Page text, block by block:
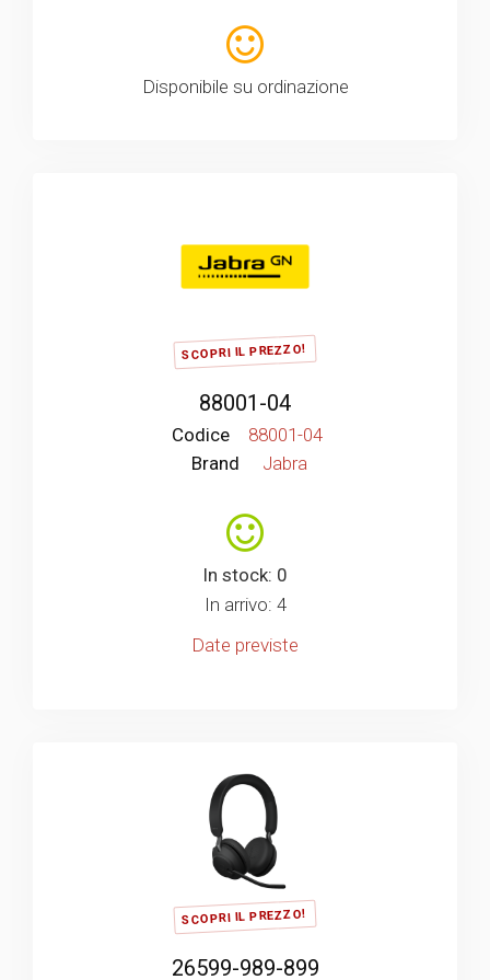
Disponibile su ordinazione
SCOPRI IL PREZZO!
88001-04
Codice
88001-04
Brand
Jabra
In stock: 0
In arrivo: 4
Date previste
SCOPRI IL PREZZO!
26599-989-899